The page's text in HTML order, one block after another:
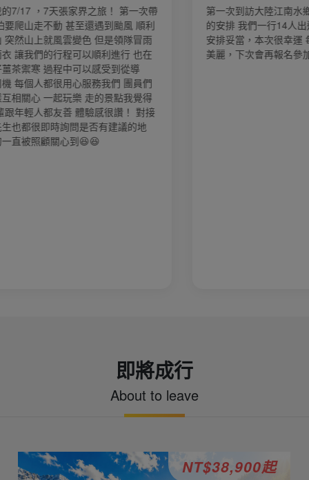
第一次到訪大陸江南水鄉六日遊，旅行社規劃細心
的安排 我們一行14人出遊順利，規劃路線及時間
安排妥當，本次很幸運 每日天氣很好，風景更是
美麗，下次會再報名參加～
即將成行
About to leave
NT$38,900起